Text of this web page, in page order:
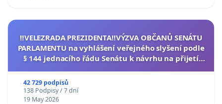
‼️VELEZRADA PREZIDENTA‼️VÝZVA OBČANŮ SENÁTU
PARLAMENTU na vyhlášení veřejného slyšení podle
§ 144 jednacího řádu Senátu k návrhu na přijetí
42 729 podpisů
138 Podpisy / 7 dní
19 May 2026